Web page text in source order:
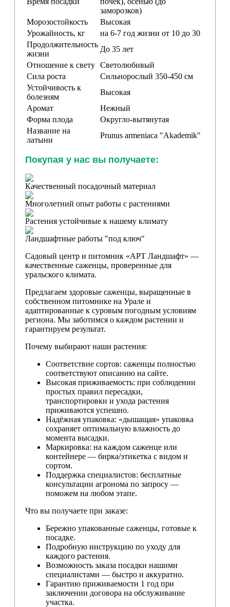
заморозков)
Морозостойкость
Высокая
Урожайность, кг
на 6-7 год жизни от 10 до 30
Продолжительность
жизни
До 35 лет
Отношение к свету Светолюбивый
Сила роста
Сильнорослый 350-450 см
Устойчивость к
болезням
Высокая
Аромат
Нежный
Форма плода
Округло-вытянутая
Название на
латыни
Prunus armeniaca "Akademik"
Покупая у нас вы получаете:
Качественный посадочный материал
Многолетний опыт работы с растениями
Растения устойчивые к нашему климату
Ландшафтные работы "под ключ"
Садовый центр и питомник «АРТ Ландшафт» —
качественные саженцы, проверенные для
уральского климата.
Предлагаем здоровые саженцы, выращенные в
собственном питомнике на Урале и
адаптированные к суровым погодным условиям
региона. Мы заботимся о каждом растении и
гарантируем результат.
Почему выбирают наши растения:
Соответствие сортов: саженцы полностью
соответствуют описанию на сайте.
Высокая приживаемость: при соблюдении
простых правил пересадки,
транспортировки и ухода растения
приживаются успешно.
Надёжная упаковка: «дышащая» упаковка
сохраняет оптимальную влажность до
момента высадки.
Маркировка: на каждом саженце или
контейнере — бирка/этикетка с видом и
сортом.
Поддержка специалистов: бесплатные
консультации агронома по запросу —
поможем на любом этапе.
Что вы получаете при заказе:
Бережно упакованные саженцы, готовые к
посадке.
Подробную инструкцию по уходу для
каждого растения.
Возможность заказа посадки нашими
специалистами — быстро и аккуратно.
Гарантию приживаемости 1 год при
заключении договора на обслуживание
участка.